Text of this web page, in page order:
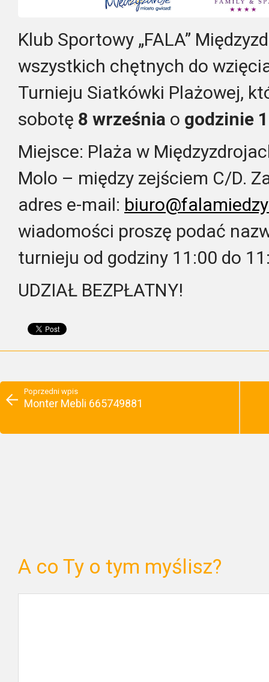
Klub Sportowy „FALA”
wszystkich chętnych do
Turnieju Siatkówki Plażowej,
sobotę 8 września o godzinie
Miejsce: Plaża w
Molo – między zejściem C/D.
adres e-mail:
wiadomości proszę podać
turnieju od godziny 11:00 do
UDZIAŁ BEZPŁATNY!
Poprzedni wpis
Monter Mebli 665749881
A co Ty o tym myślisz?